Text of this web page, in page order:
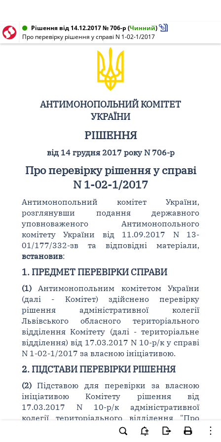
Рішення від 14.12.2017 № 706-р (Чинний)
Про перевірку рішення у справі N 1-02-1/2017
АНТИМОНОПОЛЬНИЙ КОМІТЕТ
УКРАЇНИ
РІШЕННЯ
від 14 грудня 2017 року N 706-р
Про перевірку рішення у справі
N 1-02-1/2017
Антимонопольний комітет України,
розглянувши подання державного
уповноваженого Антимонопольного
комітету України від 11.09.2017 N 13-
01/177/332-зв та відповідні матеріали,
встановив:
1. ПРЕДМЕТ ПЕРЕВІРКИ СПРАВИ
(1)Антимонопольним комітетом України
(далі - Комітет) здійснено перевірку
рішення адміністративної колегії
Львівського обласного територіального
відділення Комітету (далі - територіальне
відділення) від 17.03.2017 N 10-р/к у справі
N 1-02-1/2017 за власною ініціативою.
2. ПІДСТАВИ ПЕРЕВІРКИ РІШЕННЯ
(2)Підставою для перевірки за власною
ініціативою Комітету рішення від
17.03.2017 N 10-р/к адміністративної
колегії територіального відділення "Про
порушення законодавства про захист